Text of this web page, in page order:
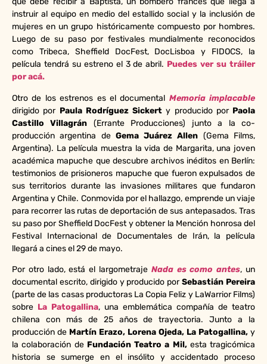
instruir al equipo en medio del estallido social y la inclusión de
mujeres en un grupo históricamente compuesto por hombres.
Luego de su paso por festivales mundialmente reconocidos
como Tribeca, Sheffield DocFest, DocLisboa y FIDOCS, la
película tendrá su estreno el 3 de abril. Puedes ver su tráiler
por acá.
Otro de los estrenos es el documental Memoria implacable
dirigido por Paula Rodríguez Sickert y producido por Paola
Castillo Villagrán (Errante Producciones) junto a la co-
producción argentina de Gema Juárez Allen (Gema Films,
Argentina). La película muestra la vida de Margarita, una joven
académica mapuche que descubre archivos inéditos en Berlín:
testimonios de prisioneros mapuche que fueron expulsados de
sus territorios durante las invasiones militares que fundaron
Argentina y Chile. Conmovida por el hallazgo, emprende un viaje
para recorrer las rutas de deportación de sus antepasados. Tras
su paso por Sheffield DocFest y obtener la Mención honrosa del
Festival Internacional de Documentales de Irán, la película
llegará a cines el 29 de mayo.
Por otro lado, está el largometraje Nada es como antes, un
documental escrito, dirigido y producido porSebastián Pereira
(parte de las casas productoras La Copia Feliz y LaWarrior Films)
sobre La Patogallina, una emblemática compañía de teatro
chilena con más de 25 años de trayectoria. Junto a la
producción de Martín Erazo, Lorena Ojeda, La Patogallina, y
la colaboración de Fundación Teatro a Mil,esta tragicómica
historia se sumerge en el insólito y accidentado proceso